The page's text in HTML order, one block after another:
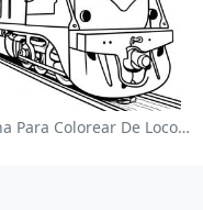
Página Para Colorear De Locomotora Colorida